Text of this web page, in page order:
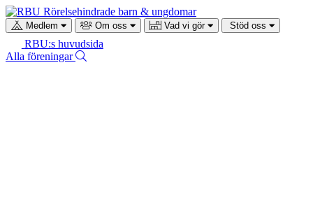
Gå
till
RBUs
Medlem Om oss Vad vi gör Stöd oss
Gå
till
RBU:s huvudsida
Alla föreningar